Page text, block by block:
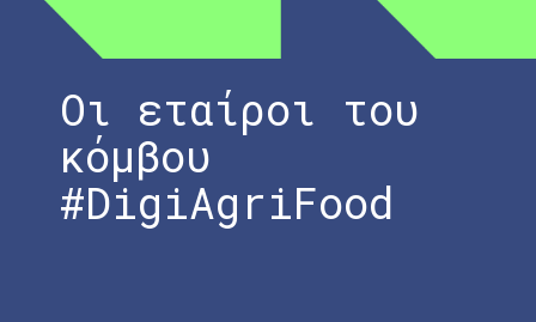
Οι εταίροι του
κόμβου
#DigiAgriFood